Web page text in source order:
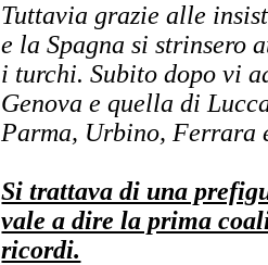
Tuttavia grazie alle
e la Spagna si strinsero
i turchi. Subito dopo vi
Genova e quella di
Parma, Urbino,
Si trattava di una
vale a dire la prima
ricordi.